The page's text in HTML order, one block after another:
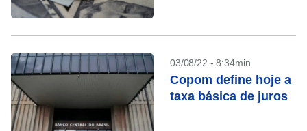
03/08/22 - 8:34min
Copom define hoje a
taxa básica de juros